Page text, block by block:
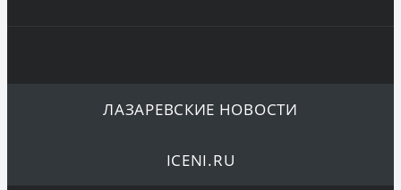
ЛАЗАРЕВСКИЕ НОВОСТИ
ICENI.RU